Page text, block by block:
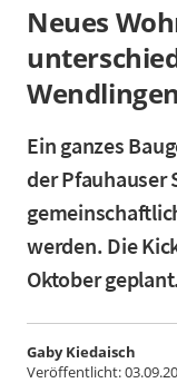
Neues
Wendlingen
Ein ganzes
der Pfauhauser
werden. Die
Oktober
Gaby Kiedaisch
Veröffentlicht: